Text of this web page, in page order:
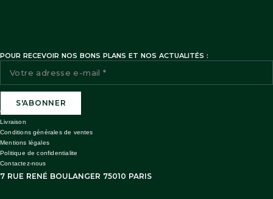
Notre service client reste à votre disposition
Facebook
Remarque : Il n’est pas possible de retourner cet article. la
coloration étant réalisée sur mesure à la commande, un délai
est nécessaire avant expédition. Plus d’infos dans la page
POUR RECEVOIR NOS BONS PLANS ET NOS ACTUALITÉS :
Guide des tissages
Livraison
Conditions générales de ventes
Mentions légales
Politique de confidentialite
Contactez-nous
7 RUE RENÉ BOULANGER 75010 PARIS